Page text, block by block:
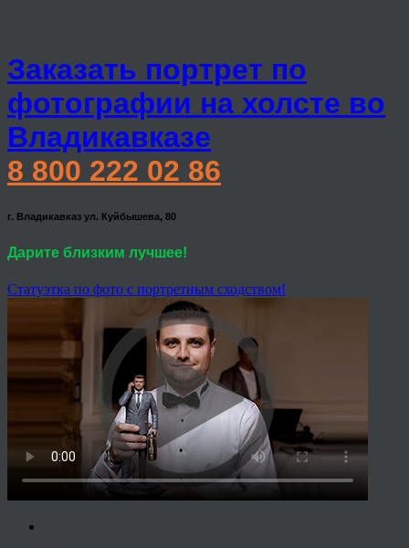
Заказать портрет по
фотографии на холсте во
Владикавказе
8 800 222 02 86
г. Владикавказ ул. Куйбышева, 80
Дарите близким лучшее!
Статуэтка по фото с портретным сходством!